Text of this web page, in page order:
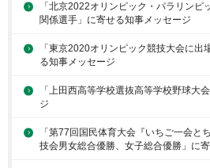
「北京2022オリンピック・パラリン
関係選手」に寄せる知事メッセージ
「東京2020オリンピック競技大会に
る知事メッセージ
「上田西高等学校選抜高等学校野球大
ジ
「第77回国民体育大会『いちご一会と
技会男女総合優勝、女子総合優勝」に